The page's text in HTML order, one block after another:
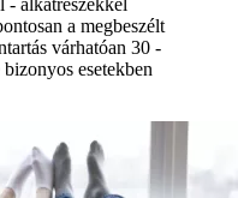
- alkatrészekkel
a megbeszélt
várhatóan 30 -
esetekben